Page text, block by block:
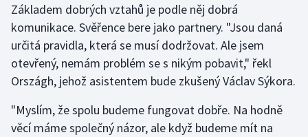
Sportovní střelba
Stolní tenis
Triatlon
Veslování
Základem dobrých vztahů je podle něj dobrá
komunikace. Svěřence bere jako partnery. "Jsou daná
určitá pravidla, která se musí dodržovat. Ale jsem
otevřený, nemám problém se s nikým pobavit," řekl
Országh, jehož asistentem bude zkušený Václav Sýkora.
"Myslím, že spolu budeme fungovat dobře. Na hodně
věcí máme společný názor, ale když budeme mít na